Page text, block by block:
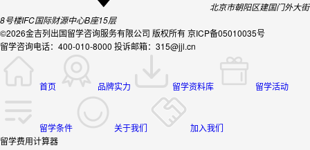
北京市朝阳区建国门外大街
8号楼IFC国际财源中心B座15层
©2026金吉列出国留学咨询服务有限公司 版权所有 京ICP备05010035号
留学咨询电话：400-010-8000 投诉邮箱：315@jjl.cn
首页 品牌实力 留学资料库 留学活动
留学条件 关于我们
加入我们
留学费用计算器